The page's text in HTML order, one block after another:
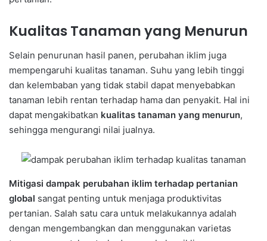
Kualitas Tanaman yang Menurun
Selain penurunan hasil panen, perubahan iklim juga
mempengaruhi kualitas tanaman. Suhu yang lebih tinggi
dan kelembaban yang tidak stabil dapat menyebabkan
tanaman lebih rentan terhadap hama dan penyakit. Hal ini
dapat mengakibatkan kualitas tanaman yang menurun,
sehingga mengurangi nilai jualnya.
Mitigasi dampak perubahan iklim terhadap pertanian
global sangat penting untuk menjaga produktivitas
pertanian. Salah satu cara untuk melakukannya adalah
dengan mengembangkan dan menggunakan varietas